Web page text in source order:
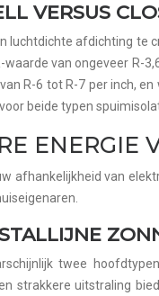
VERSUS
afdichting te
van ongeveer
R-6 tot R-7 per inch,
beide typen
ENERGIE
afhankelijkheid van
twee
strakkere uitstraling